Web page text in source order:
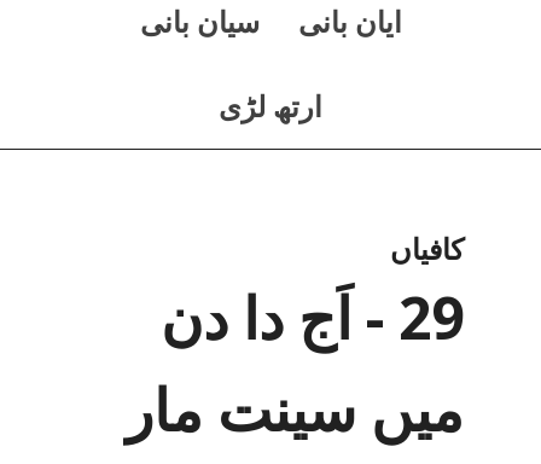
ايان بانی سيان بانی
ارتھ لڑی
کافیاں
29 - اَج دا دن
میں سینت مار